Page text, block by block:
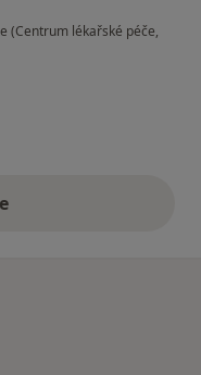
(Centrum lékařské péče,
názory